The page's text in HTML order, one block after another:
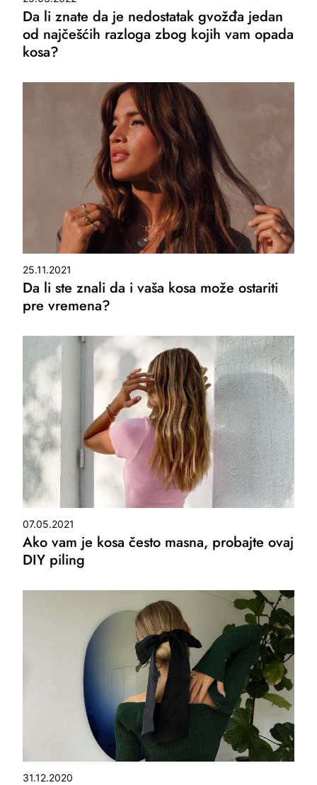
Da li znate da je nedostatak gvožđa jedan
od najčešćih razloga zbog kojih vam opada
kosa?
25.11.2021
Da li ste znali da i vaša kosa može ostariti
pre vremena?
07.05.2021
Ako vam je kosa često masna, probajte ovaj
DIY piling
31.12.2020